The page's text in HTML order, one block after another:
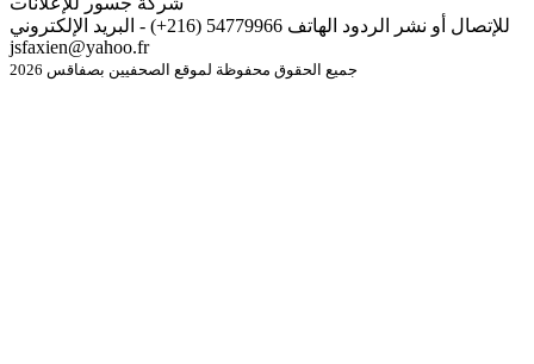
للإتصال أو نشر الردود الهاتف 54779966 (216+) - البريد الإلكتروني
jsfaxien@yahoo.fr
جميع الحقوق محفوظة لموقع الصحفيين بصفاقس 2026